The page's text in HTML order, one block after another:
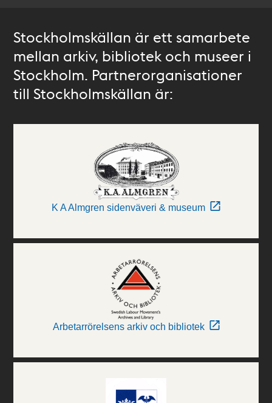
Stockholmskällan är ett samarbete
mellan arkiv, bibliotek och museer i
Stockholm. Partnerorganisationer
till Stockholmskällan är:
K A Almgren sidenväveri & museum
Arbetarrörelsens arkiv och bibliotek